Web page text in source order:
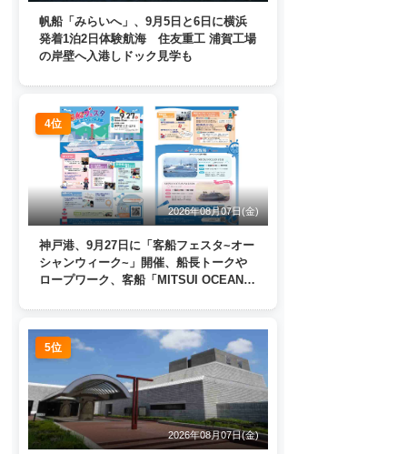
帆船「みらいへ」、9月5日と6日に横浜
発着1泊2日体験航海 住友重工 浦賀工場
の岸壁へ入港しドック見学も
4位
2026年08月07日(金)
神戸港、9月27日に「客船フェスタ~オー
シャンウィーク~」開催、船長トークや
ロープワーク、客船「MITSUI OCEAN
5位
2026年08月07日(金)